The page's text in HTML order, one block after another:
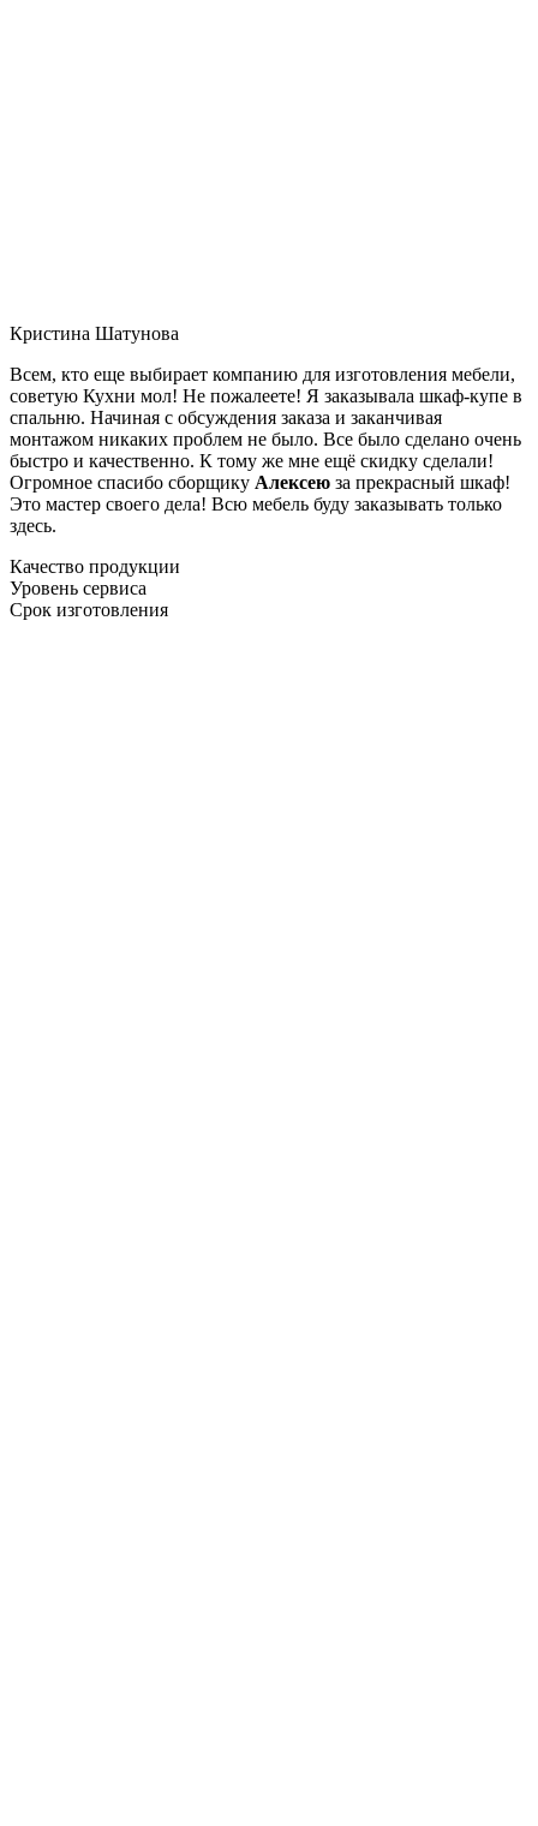
Кристина Шатунова
Всем, кто еще выбирает компанию для изготовления мебели,
советую Кухни мол! Не пожалеете! Я заказывала шкаф-купе в
спальню. Начиная с обсуждения заказа и заканчивая
монтажом никаких проблем не было. Все было сделано очень
быстро и качественно. К тому же мне ещё скидку сделали!
Огромное спасибо сборщику Алексею за прекрасный шкаф!
Это мастер своего дела! Всю мебель буду заказывать только
здесь.
Качество продукции
Уровень сервиса
Срок изготовления